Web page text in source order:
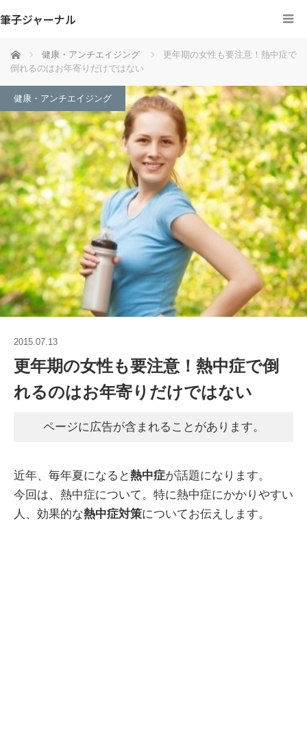
筆子ジャーナル
ホーム 健康・アンチエイジング
更年期の女性も要注意！熱中症で
倒れるのはお年寄りだけではない
健康・アンチエイジング
2015.07.13
更年期の女性も要注意！熱中症で倒
れるのはお年寄りだけではない
ページに広告が含まれることがあります。
近年、毎年夏になると熱中症が話題になります。
今回は、熱中症について。特に熱中症にかかりやすい
人、効果的な熱中症対策についてお伝えします。